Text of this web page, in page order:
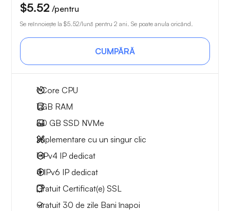
$5.52 /pentru
Se reînnoiește la $5.52/lună pentru 2 ani. Se poate anula oricând.
CUMPĂRĂ
1Core CPU
1 GB RAM
30 GB SSD NVMe
Implementare cu un singur clic
1 IPv4 IP dedicat
4 IPv6 IP dedicat
Gratuit Certificat(e) SSL
Gratuit 30 de zile Bani înapoi